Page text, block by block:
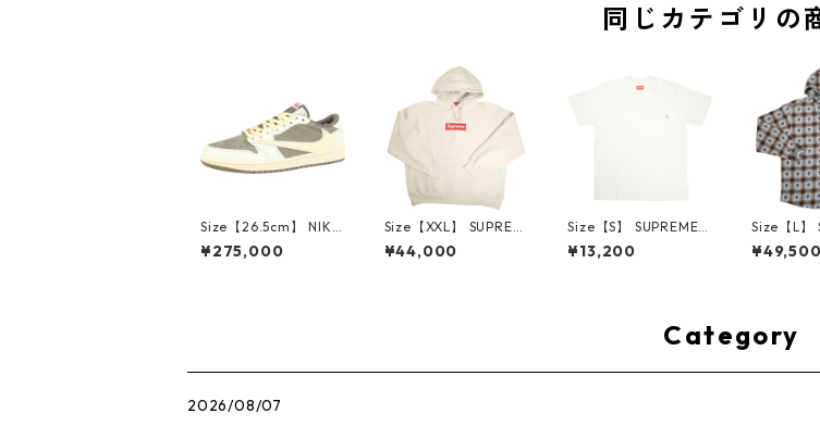
同じカテゴリの
Size【26.5cm】 NIKE
ナイキ ×Travis Scott
AIR JORDAN 1 LOW
¥275,000
Size【XXL】 SUPREM
E シュプリーム 24AW
Box Logo Hooded Sw
¥44,000
Size【S】 SUPREME
シュプリーム S/S Poc
ket Tee White Tシャ
¥13,200
Size【L】
シュプリ
r (N)ine
¥49,500
Category
2026/08/07